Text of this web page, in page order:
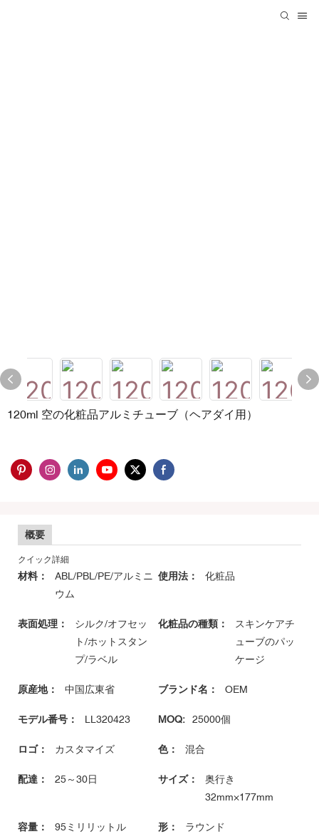
120ml 空の化粧品アルミチューブ（ヘアダイ用）
概要
クイック詳細
材料：
ABL/PBL/PE/アルミニ
ウム
使用法： 化粧品
表面処理：
シルク/オフセッ
ト/ホットスタン
プ/ラベル
化粧品の種類：
スキンケアチ
ューブのパッ
ケージ
原産地： 中国広東省 ブランド名： OEM
モデル番号： LL320423 MOQ: 25000個
ロゴ： カスタマイズ 色： 混合
配達： 25～30日 サイズ：
奥行き
32mm×177mm
容量： 95ミリリットル 形： ラウンド